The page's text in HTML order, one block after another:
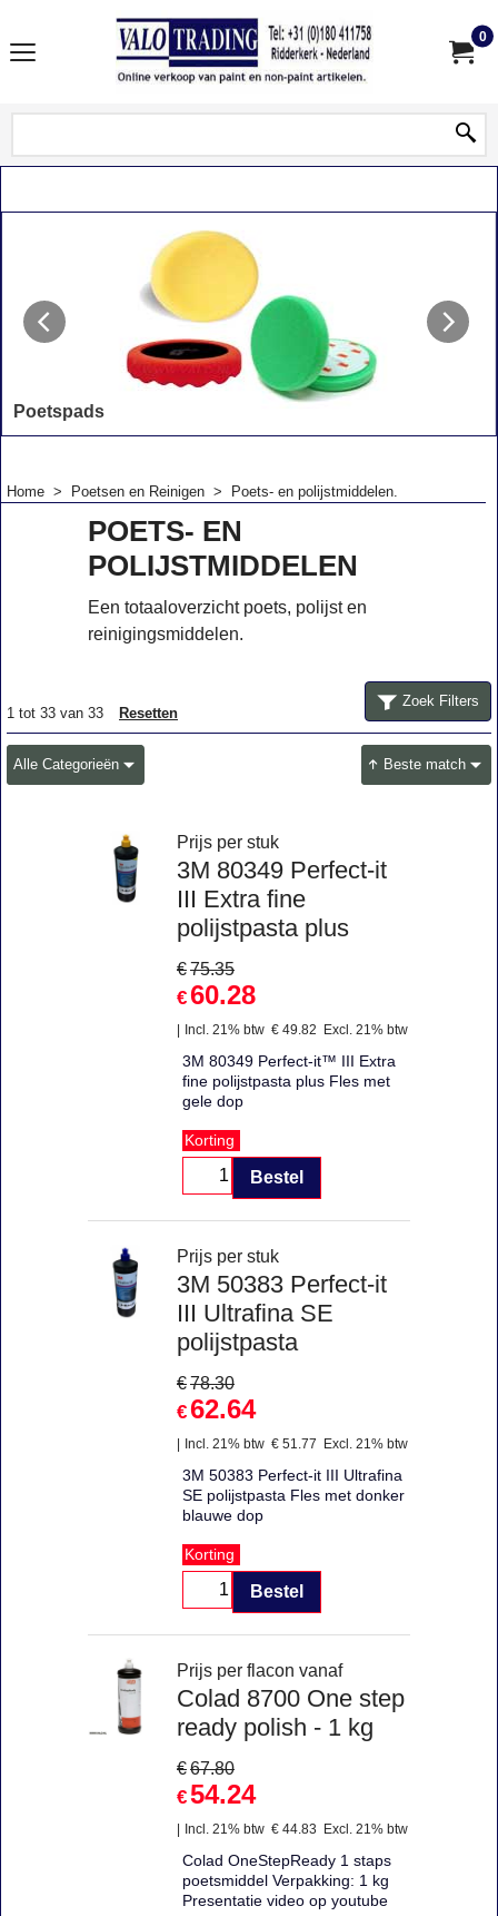
0
Poetspads
Home > Poetsen en Reinigen > Poets- en polijstmiddelen.
POETS- EN
POLIJSTMIDDELEN
Een totaaloverzicht poets, polijst en
reinigingsmiddelen.
1 tot 33 van 33 Resetten
Zoek Filters
Alle Categorieën Beste match
Prijs per stuk
3M 80349 Perfect-it
III Extra fine
polijstpasta plus
€75.35
€60.28
Incl. 21% btw € 49.82 Excl. 21% btw
3M 80349 Perfect-it™ III Extra
fine polijstpasta plus Fles met
gele dop
Korting
Bestel
Prijs per stuk
3M 50383 Perfect-it
III Ultrafina SE
polijstpasta
€78.30
€62.64
Incl. 21% btw € 51.77 Excl. 21% btw
3M 50383 Perfect-it III Ultrafina
SE polijstpasta Fles met donker
blauwe dop
Korting
Bestel
Prijs per flacon vanaf
Colad 8700 One step
ready polish - 1 kg
€67.80
€54.24
Incl. 21% btw € 44.83 Excl. 21% btw
Colad OneStepReady 1 staps
poetsmiddel Verpakking: 1 kg
Presentatie video op youtube